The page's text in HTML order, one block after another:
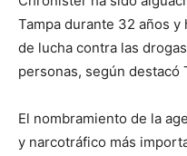
Tampa durante 32 años
de lucha contra las
personas, según destacó
El nombramiento de la
y narcotráfico más